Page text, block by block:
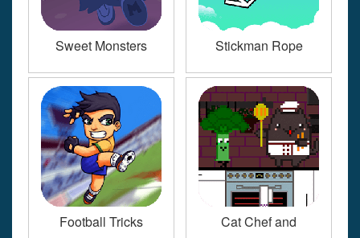
Sweet Monsters Stickman Rope
Football Tricks Cat Chef and